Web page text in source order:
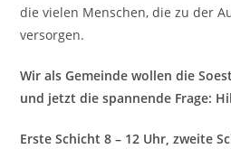
die vielen Menschen, die zu der
versorgen.
Wir als Gemeinde wollen die
und jetzt die spannende Frage:
Erste Schicht 8 – 12 Uhr, zweite